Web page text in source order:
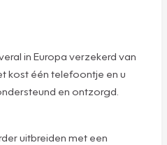
in Europa verzekerd van
kost één telefoontje en u
en ontzorgd.
uitbreiden met een